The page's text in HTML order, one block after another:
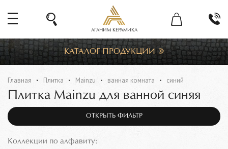
АГАНИМ КЕРАМИКА
КАТАЛОГ ПРОДУКЦИИ
Главная Плитка Mainzu ванная комната синий
Плитка Mainzu для ванной синяя
ОТКРЫТЬ ФИЛЬТР
Коллекции по алфавиту: